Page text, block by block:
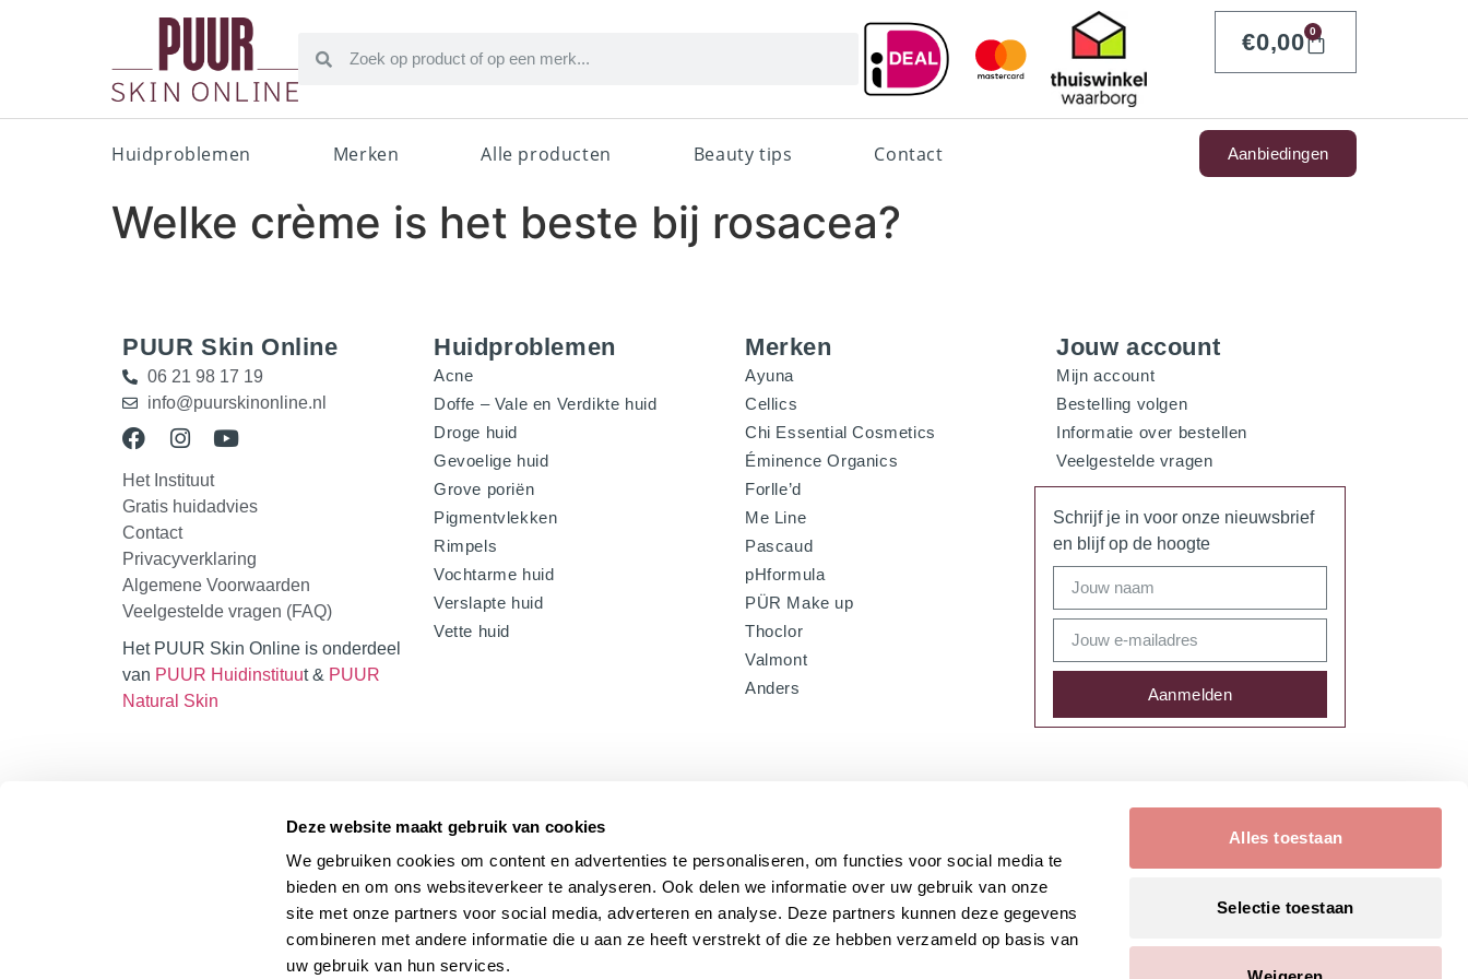
Deze website maakt gebruik van cookies
We gebruiken cookies om content en advertenties te personaliseren, om functies voor social media te
bieden en om ons websiteverkeer te analyseren. Ook delen we informatie over uw gebruik van onze
site met onze partners voor social media, adverteren en analyse. Deze partners kunnen deze gegevens
combineren met andere informatie die u aan ze heeft verstrekt of die ze hebben verzameld op basis van
uw gebruik van hun services.
Alles toestaan
Selectie toestaan
€0,00 0
Huidproblemen Merken Alle producten Beauty tips Contact Aanbiedingen
Welke crème is het beste bij rosacea?
PUUR Skin Online
06 21 98 17 19
info@puurskinonline.nl
Het Instituut
Gratis huidadvies
Contact
Privacyverklaring
Algemene Voorwaarden
Veelgestelde vragen (FAQ)
Het PUUR Skin Online is onderdeel
van PUUR Huidinstituut & PUUR
Natural Skin
Huidproblemen
Acne
Doffe – Vale en Verdikte huid
Droge huid
Gevoelige huid
Grove poriën
Pigmentvlekken
Rimpels
Vochtarme huid
Verslapte huid
Vette huid
Merken
Ayuna
Cellics
Chi Essential Cosmetics
Éminence Organics
Forlle’d
Me Line
Pascaud
pHformula
PÜR Make up
Thoclor
Valmont
Anders
Jouw account
Mijn account
Bestelling volgen
Informatie over bestellen
Veelgestelde vragen
Schrijf je in voor onze nieuwsbrief
en blijf op de hoogte
Aanmelden